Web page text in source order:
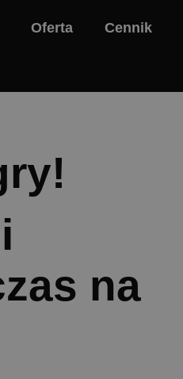
Oferta Cennik
na